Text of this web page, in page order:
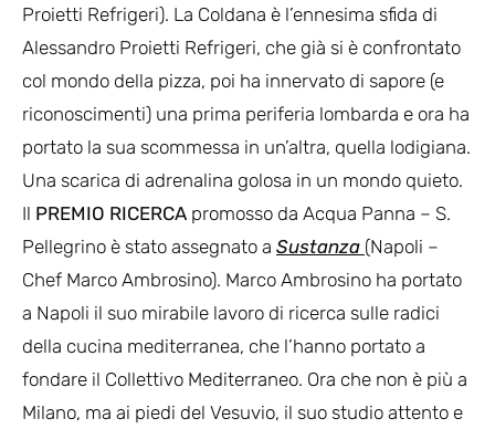
Proietti Refrigeri). La Coldana è l’ennesima sfida di
Alessandro Proietti Refrigeri, che già si è confrontato
col mondo della pizza, poi ha innervato di sapore (e
riconoscimenti) una prima periferia lombarda e ora ha
portato la sua scommessa in un’altra, quella lodigiana.
Una scarica di adrenalina golosa in un mondo quieto.
Il PREMIO RICERCA promosso da Acqua Panna – S.
Pellegrino è stato assegnato a Sustanza (Napoli –
Chef Marco Ambrosino). Marco Ambrosino ha portato
a Napoli il suo mirabile lavoro di ricerca sulle radici
della cucina mediterranea, che l’hanno portato a
fondare il Collettivo Mediterraneo. Ora che non è più a
Milano, ma ai piedi del Vesuvio, il suo studio attento e